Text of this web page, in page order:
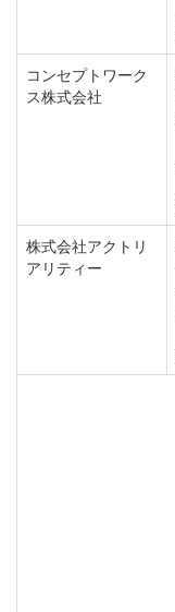
コンセプトワーク
ス株式会社
株式会社アクトリ
アリティー